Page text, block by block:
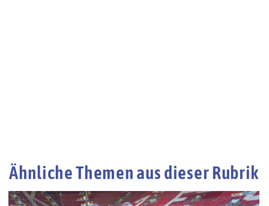
Ähnliche Themen aus dieser Rubrik